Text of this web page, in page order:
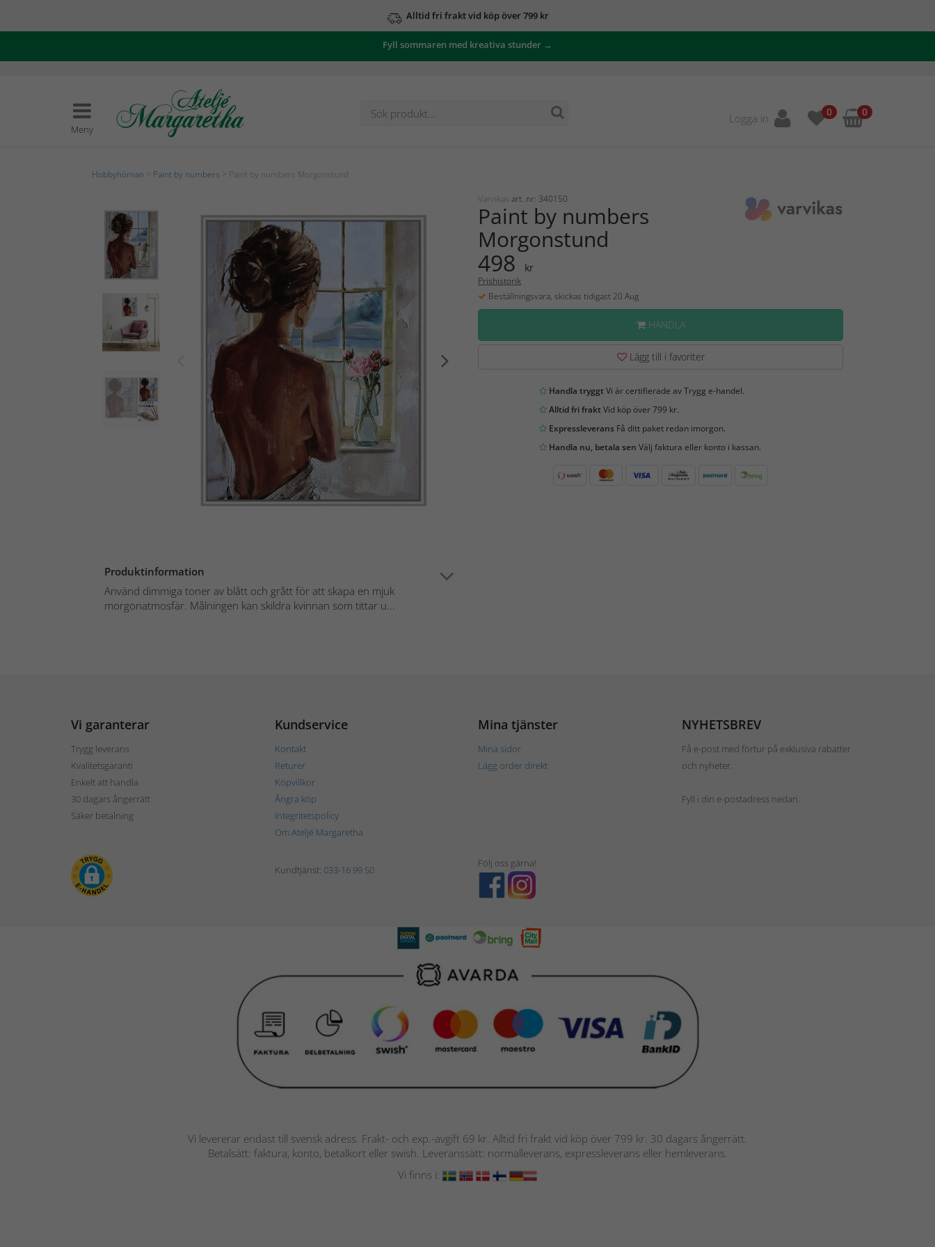
Alltid fri frakt vid köp över 799 kr
Fyll sommaren med kreativa stunder →
Meny
Logga in 0 0
Hobbyhörnan Paint by numbers > Paint by numbers Morgonstund
Produktinformation
Använd dimmiga toner av blått och grått för att skapa en mjuk
morgonatmosfär. Målningen kan skildra kvinnan som tittar u...
Varvikas art. nr: 340150
Paint by numbers
Morgonstund
498 kr
Prishistorik
Beställningsvara, skickas tidigast 20 Aug
HANDLA
Lägg till i favoriter
Handla tryggtVi är certifierade av Trygg e-handel.
Alltid fri fraktVid köp över 799 kr.
ExpressleveransFå ditt paket redan imorgon.
Handla nu, betala sen Välj faktura eller konto i kassan.
Vi garanterar
Trygg leverans
Kvalitetsgaranti
Enkelt att handla
30 dagars ångerrätt
Säker betalning
Kundservice
Kontakt
Returer
Köpvillkor
Ångra köp
Integritetspolicy
Om Ateljé Margaretha
Mina tjänster
Mina sidor
Lägg order direkt
NYHETSBREV
Få e-post med förtur på exklusiva rabatter
och nyheter.
Fyll i din e-postadress nedan.
Kundtjänst: 033-16 99 50
Följ oss gärna!
Vi levererar endast till svensk adress. Frakt- och exp.-avgift 69 kr. Alltid fri frakt vid köp över 799 kr. 30 dagars ångerrätt.
Betalsätt: faktura, konto, betalkort eller swish. Leveranssätt: normalleverans, expressleverans eller hemleverans.
Vi finns i: